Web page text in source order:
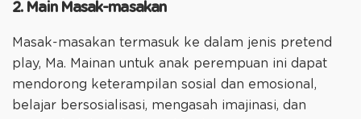
2. Main Masak-masakan
Masak-masakan termasuk ke dalam jenis pretend
play, Ma. Mainan untuk anak perempuan ini dapat
mendorong keterampilan sosial dan emosional,
belajar bersosialisasi, mengasah imajinasi, dan